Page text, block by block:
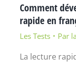
Comment
rapide en
Les Tests Par
La lecture